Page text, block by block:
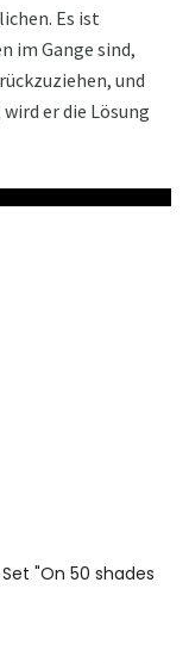
Es ist
im Gange sind,
und
er die Lösung
"On 50 shades